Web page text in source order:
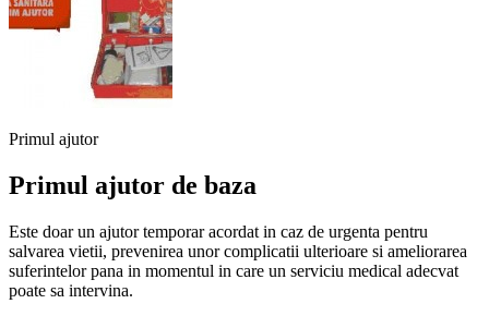
Primul ajutor
Primul ajutor de baza
Este doar un ajutor temporar acordat in caz de urgenta pentru
salvarea vietii, prevenirea unor complicatii ulterioare si ameliorarea
suferintelor pana in momentul in care un serviciu medical adecvat
poate sa intervina.